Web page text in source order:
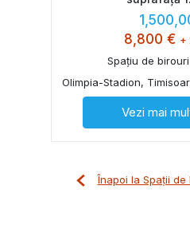
8,800 € +
Spațiu de
Olimpia-Stadion,
Vezi mai
Înapoi la Spații